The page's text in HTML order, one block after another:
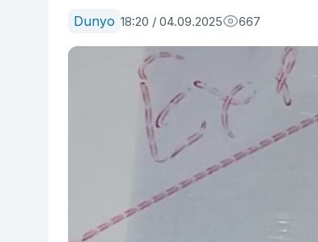
Dunyo 18:20 / 04.09.2025 667